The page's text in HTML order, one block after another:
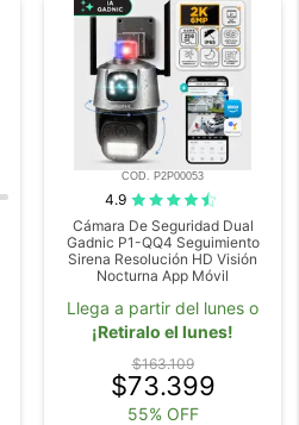
COD. P2P00053
4.9
Cámara De Seguridad Dual
Gadnic P1-QQ4 Seguimiento
Sirena Resolución HD Visión
Nocturna App Móvil
Llega a partir del lunes o
¡Retiralo el lunes!
$163.109
$73.399
55% OFF